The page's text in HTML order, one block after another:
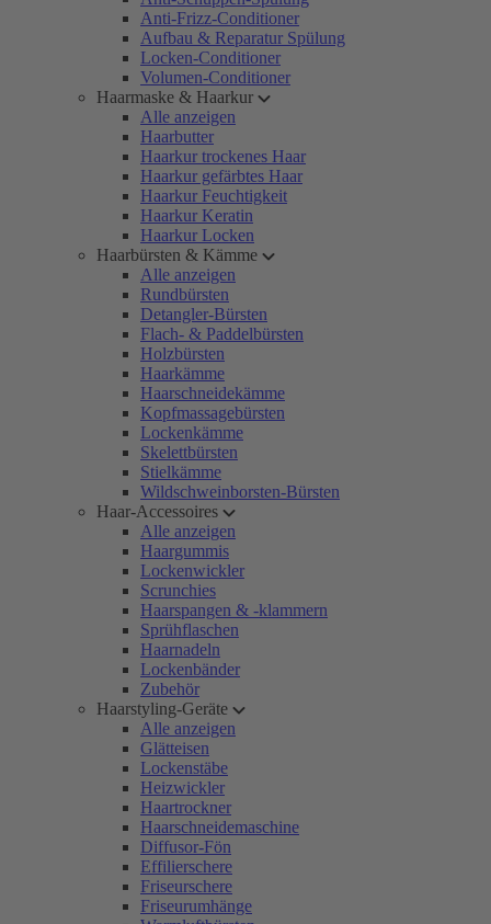
Anti-Frizz-Conditioner
Aufbau & Reparatur Spülung
Locken-Conditioner
Volumen-Conditioner
Haarmaske & Haarkur
Alle anzeigen
Haarbutter
Haarkur trockenes Haar
Haarkur gefärbtes Haar
Haarkur Feuchtigkeit
Haarkur Keratin
Haarkur Locken
Haarbürsten & Kämme
Alle anzeigen
Rundbürsten
Detangler-Bürsten
Flach- & Paddelbürsten
Holzbürsten
Haarkämme
Haarschneidekämme
Kopfmassagebürsten
Lockenkämme
Skelettbürsten
Stielkämme
Wildschweinborsten-Bürsten
Haar-Accessoires
Alle anzeigen
Haargummis
Lockenwickler
Scrunchies
Haarspangen & -klammern
Sprühflaschen
Haarnadeln
Lockenbänder
Zubehör
Haarstyling-Geräte
Alle anzeigen
Glätteisen
Lockenstäbe
Heizwickler
Haartrockner
Haarschneidemaschine
Diffusor-Fön
Effilierschere
Friseurschere
Friseurumhänge